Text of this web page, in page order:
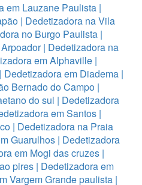
em Lauzane Paulista |
| Dedetizadora na Vila
no Burgo Paulista |
| Dedetizadora na
em Alphaville |
| Dedetizadora em Diadema|
Bernado do Campo |
do sul | Dedetizadora
em Santos|
| Dedetizadora na Praia
Guarulhos| Dedetizadora
em Mogi das cruzes |
pires| Dedetizadora em
Vargem Grande paulista |